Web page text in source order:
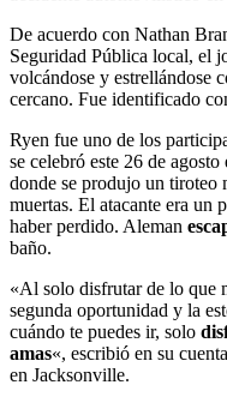
De acuerdo con Nathan
Seguridad Pública local, el
volcándose y estrellándose
cercano. Fue identificado
Ryen fue uno de los
se celebró este 26 de
donde se produjo un tiroteo
muertas. El atacante era un
haber perdido. Aleman
baño.
«Al solo disfrutar de lo que
segunda oportunidad y la
cuándo te puedes ir, solo
amas«, escribió en su
en Jacksonville.